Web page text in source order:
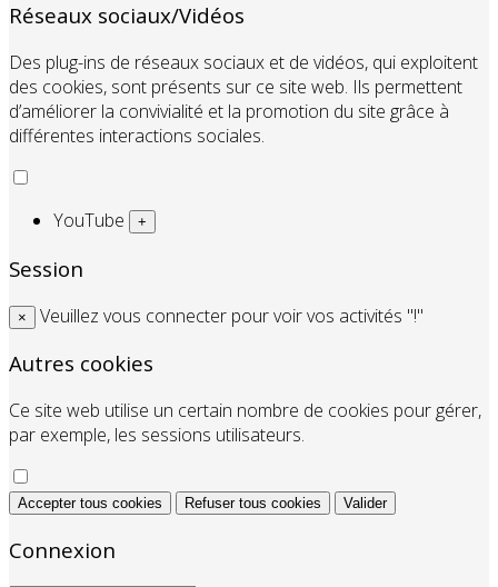
Réseaux sociaux/Vidéos
Des plug-ins de réseaux sociaux et de vidéos, qui exploitent
des cookies, sont présents sur ce site web. Ils permettent
d’améliorer la convivialité et la promotion du site grâce à
différentes interactions sociales.
YouTube +
Session
× Veuillez vous connecter pour voir vos activités "!"
Autres cookies
Ce site web utilise un certain nombre de cookies pour gérer,
par exemple, les sessions utilisateurs.
Accepter tous cookies Refuser tous cookies Valider
Connexion